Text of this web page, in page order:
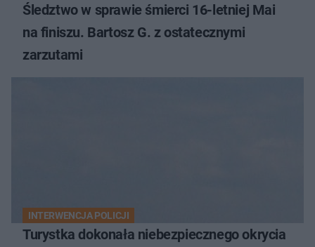
Śledztwo w sprawie śmierci 16-letniej Mai
na finiszu. Bartosz G. z ostatecznymi
zarzutami
INTERWENCJA POLICJI
Turystka dokonała niebezpiecznego okrycia